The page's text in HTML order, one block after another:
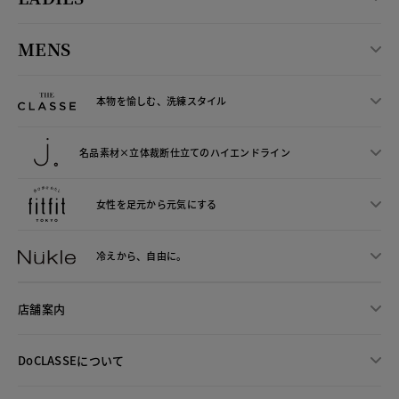
MENS
本物を愉しむ、洗練スタイル
名品素材×立体裁断仕立てのハイエンドライン
女性を足元から元気にする
冷えから、 自由に。
店舗案内
DoCLASSEについて